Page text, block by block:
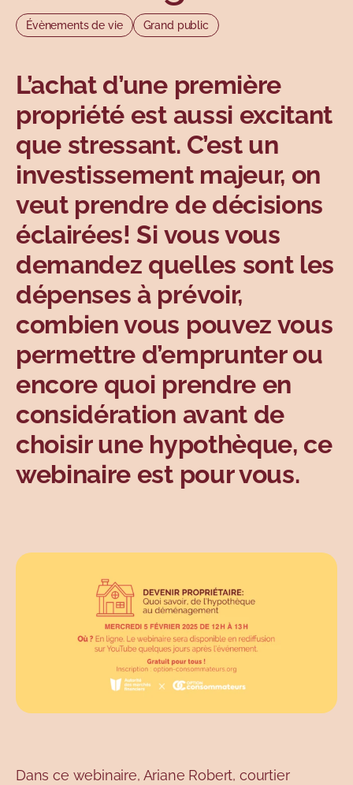
Sujets
Évènements de vie Grand public
L’achat d’une première
propriété est aussi excitant
que stressant. C’est un
investissement majeur, on
veut prendre de décisions
éclairées! Si vous vous
demandez quelles sont les
dépenses à prévoir,
combien vous pouvez vous
permettre d’emprunter ou
encore quoi prendre en
considération avant de
choisir une hypothèque, ce
webinaire est pour vous.
Dans ce webinaire, Ariane Robert, courtier